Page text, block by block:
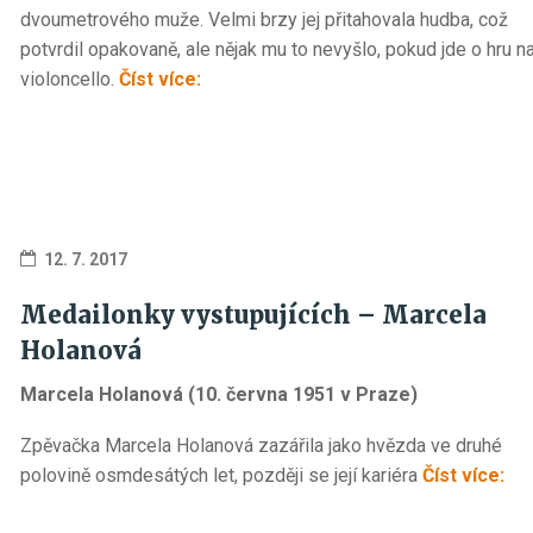
dvoumetrového muže. Velmi brzy jej přitahovala hudba, což
potvrdil opakovaně, ale nějak mu to nevyšlo, pokud jde o hru
violoncello. Číst více:„Medailonky vystupujících – Jiří
12. 7. 2017
Medailonky vystupujících – Marcela
Holanová
Marcela Holanová (10. června 1951 v Praze)
Zpěvačka Marcela Holanová zazářila jako hvězda ve druhé
polovině osmdesátých let, později se její kariéra Číst více: